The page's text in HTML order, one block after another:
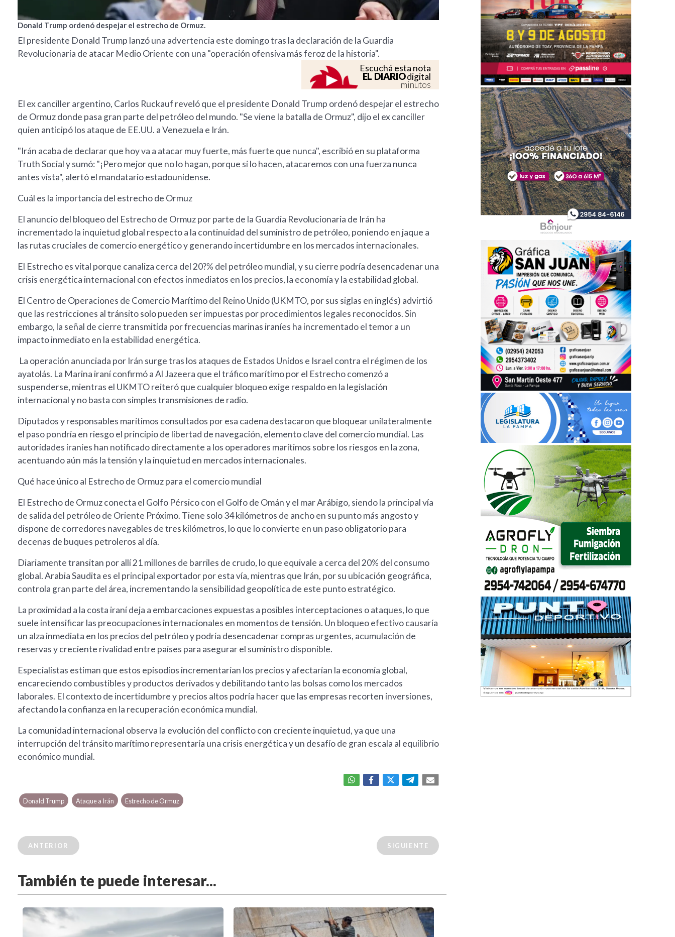
Donald Trump ordenó despejar el estrecho de Ormuz.
El presidente Donald Trump lanzó una advertencia este domingo tras la declaración de la Guardia
Revolucionaria de atacar Medio Oriente con una "operación ofensiva más feroz de la historia".
Escuchá esta nota
EL DIARIOdigital
minutos
El ex canciller argentino, Carlos Ruckauf reveló que el presidente Donald Trump ordenó despejar el estrecho
de Ormuz donde pasa gran parte del petróleo del mundo. "Se viene la batalla de Ormuz", dijo el ex canciller
quien anticipó los ataque de EE.UU. a Venezuela e Irán.
"Irán acaba de declarar que hoy va a atacar muy fuerte, más fuerte que nunca", escribió en su plataforma
Truth Social y sumó: "¡Pero mejor que no lo hagan, porque si lo hacen, atacaremos con una fuerza nunca
antes vista", alertó el mandatario estadounidense.
Cuál es la importancia del estrecho de Ormuz
El anuncio del bloqueo del Estrecho de Ormuz por parte de la Guardia Revolucionaria de Irán ha
incrementado la inquietud global respecto a la continuidad del suministro de petróleo, poniendo en jaque a
las rutas cruciales de comercio energético y generando incertidumbre en los mercados internacionales.
El Estrecho es vital porque canaliza cerca del 20?% del petróleo mundial, y su cierre podría desencadenar una
crisis energética internacional con efectos inmediatos en los precios, la economía y la estabilidad global.
El Centro de Operaciones de Comercio Marítimo del Reino Unido (UKMTO, por sus siglas en inglés) advirtió
que las restricciones al tránsito solo pueden ser impuestas por procedimientos legales reconocidos. Sin
embargo, la señal de cierre transmitida por frecuencias marinas iraníes ha incrementado el temor a un
impacto inmediato en la estabilidad energética.
La operación anunciada por Irán surge tras los ataques de Estados Unidos e Israel contra el régimen de los
ayatolás. La Marina iraní confirmó a Al Jazeera que el tráfico marítimo por el Estrecho comenzó a
suspenderse, mientras el UKMTO reiteró que cualquier bloqueo exige respaldo en la legislación
internacional y no basta con simples transmisiones de radio.
Diputados y responsables marítimos consultados por esa cadena destacaron que bloquear unilateralmente
el paso pondría en riesgo el principio de libertad de navegación, elemento clave del comercio mundial. Las
autoridades iraníes han notificado directamente a los operadores marítimos sobre los riesgos en la zona,
acentuando aún más la tensión y la inquietud en mercados internacionales.
Qué hace único al Estrecho de Ormuz para el comercio mundial
El Estrecho de Ormuz conecta el Golfo Pérsico con el Golfo de Omán y el mar Arábigo, siendo la principal vía
de salida del petróleo de Oriente Próximo. Tiene solo 34 kilómetros de ancho en su punto más angosto y
dispone de corredores navegables de tres kilómetros, lo que lo convierte en un paso obligatorio para
decenas de buques petroleros al día.
Diariamente transitan por allí 21 millones de barriles de crudo, lo que equivale a cerca del 20% del consumo
global. Arabia Saudita es el principal exportador por esta vía, mientras que Irán, por su ubicación geográfica,
controla gran parte del área, incrementando la sensibilidad geopolítica de este punto estratégico.
La proximidad a la costa iraní deja a embarcaciones expuestas a posibles interceptaciones o ataques, lo que
suele intensificar las preocupaciones internacionales en momentos de tensión. Un bloqueo efectivo causaría
un alza inmediata en los precios del petróleo y podría desencadenar compras urgentes, acumulación de
reservas y creciente rivalidad entre países para asegurar el suministro disponible.
Especialistas estiman que estos episodios incrementarían los precios y afectarían la economía global,
encareciendo combustibles y productos derivados y debilitando tanto las bolsas como los mercados
laborales. El contexto de incertidumbre y precios altos podría hacer que las empresas recorten inversiones,
afectando la confianza en la recuperación económica mundial.
La comunidad internacional observa la evolución del conflicto con creciente inquietud, ya que una
interrupción del tránsito marítimo representaría una crisis energética y un desafío de gran escala al equilibrio
económico mundial.
Donald Trump Ataque a Irán Estrecho de Ormuz
ANTERIOR SIGUIENTE
También te puede interesar...